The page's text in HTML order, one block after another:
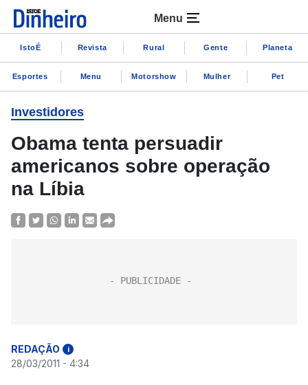
Menu
IstoÉ Revista Rural Gente Planeta
Esportes Menu Motorshow Mulher Pet
Investidores
Obama tenta persuadir
americanos sobre operação
na Líbia
REDAÇÃO i
28/03/2011 - 4:34